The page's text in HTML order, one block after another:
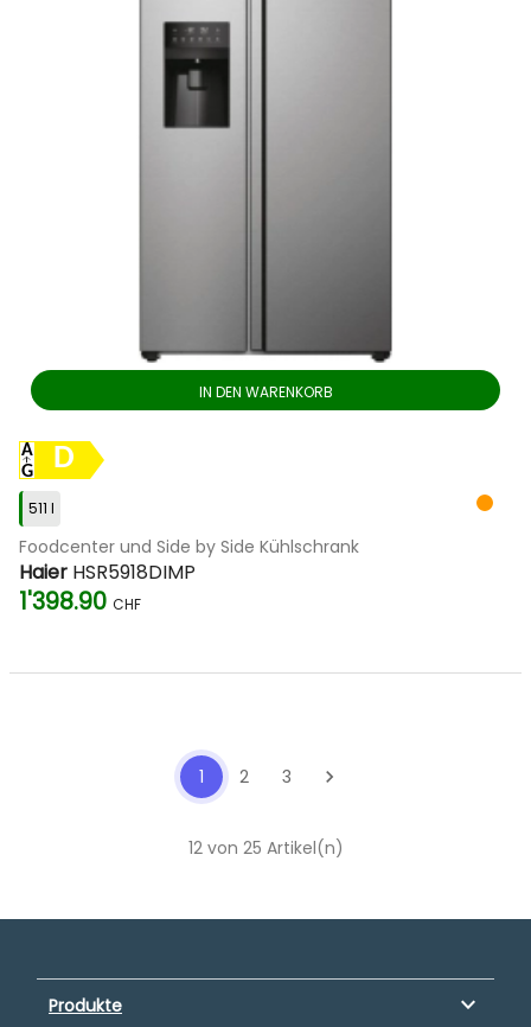
IN DEN WARENKORB
D
511 l
Foodcenter und Side by Side Kühlschrank
Haier HSR5918DIMP
1'398.90 CHF
1 2 3 chevron_right
12 von 25 Artikel(n)
Produkte keyboard_arrow_down